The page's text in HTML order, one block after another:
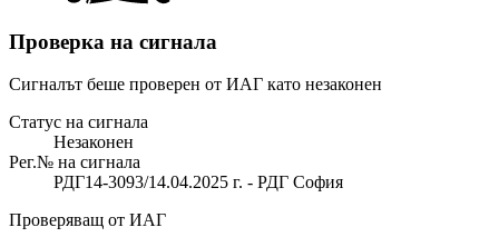
Проверка на сигнала
Сигналът беше проверен от ИАГ като незаконен
Статус на сигнала
Незаконен
Рег.№ на сигнала
РДГ14-3093/14.04.2025 г. - РДГ София
Проверяващ от ИАГ